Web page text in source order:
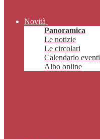
Novità
Panoramica
Le notizie
Le circolari
Calendario eventi
Albo online